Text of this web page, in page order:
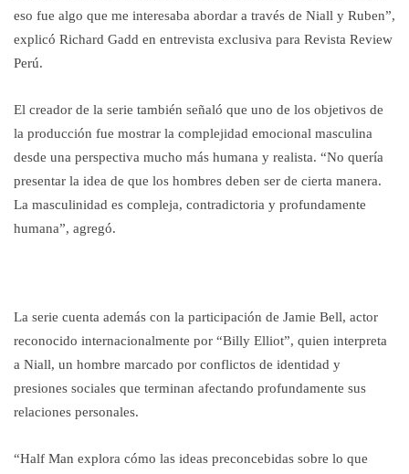
eso fue algo que me interesaba abordar a través de Niall y Ruben”,
explicó Richard Gadd en entrevista exclusiva para Revista Review
Perú.
El creador de la serie también señaló que uno de los objetivos de
la producción fue mostrar la complejidad emocional masculina
desde una perspectiva mucho más humana y realista. “No quería
presentar la idea de que los hombres deben ser de cierta manera.
La masculinidad es compleja, contradictoria y profundamente
humana”, agregó.
La serie cuenta además con la participación de Jamie Bell, actor
reconocido internacionalmente por “Billy Elliot”, quien interpreta
a Niall, un hombre marcado por conflictos de identidad y
presiones sociales que terminan afectando profundamente sus
relaciones personales.
“Half Man explora cómo las ideas preconcebidas sobre lo que